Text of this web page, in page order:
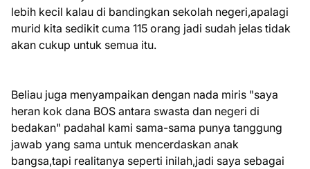
lebih kecil kalau di bandingkan sekolah negeri,apalagi
murid kita sedikit cuma 115 orang jadi sudah jelas tidak
akan cukup untuk semua itu.
Beliau juga menyampaikan dengan nada miris "saya
heran kok dana BOS antara swasta dan negeri di
bedakan" padahal kami sama-sama punya tanggung
jawab yang sama untuk mencerdaskan anak
bangsa,tapi realitanya seperti inilah,jadi saya sebagai